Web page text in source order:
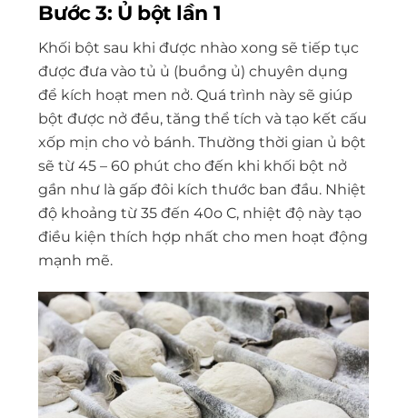
Bước 3: Ủ bột lần 1
Khối bột sau khi được nhào xong sẽ tiếp tục
được đưa vào tủ ủ (buồng ủ) chuyên dụng
để kích hoạt men nở. Quá trình này sẽ giúp
bột được nở đều, tăng thể tích và tạo kết cấu
xốp mịn cho vỏ bánh. Thường thời gian ủ bột
sẽ từ 45 – 60 phút cho đến khi khối bột nở
gần như là gấp đôi kích thước ban đầu. Nhiệt
độ khoảng từ 35 đến 40o C, nhiệt độ này tạo
điều kiện thích hợp nhất cho men hoạt động
mạnh mẽ.